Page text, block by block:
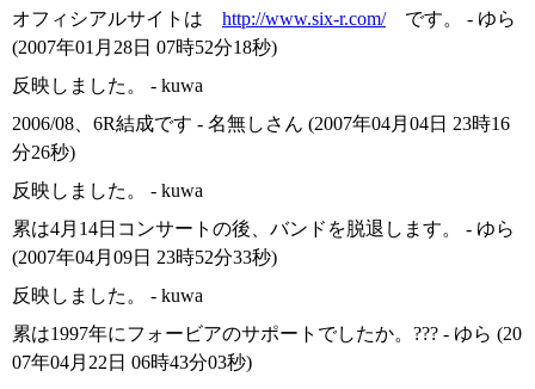
オフィシアルサイトは http://www.six-r.com/です。 - ゆら
(2007年01月28日 07時52分18秒)
反映しました。 - kuwa
2006/08、6R結成です - 名無しさん (2007年04月04日 23時16
分26秒)
反映しました。 - kuwa
累は4月14日コンサートの後、バンドを脱退します。 - ゆら
(2007年04月09日 23時52分33秒)
反映しました。 - kuwa
累は1997年にフォービアのサポートでしたか。??? - ゆら (20
07年04月22日 06時43分03秒)